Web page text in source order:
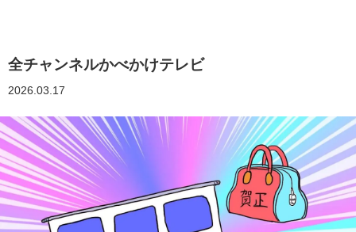
全チャンネルかべかけテレビ
2026.03.17